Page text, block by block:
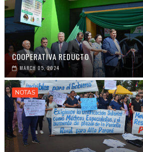
COOPERATIVA REDUCTO
MARCH 05, 2024
NOTAS